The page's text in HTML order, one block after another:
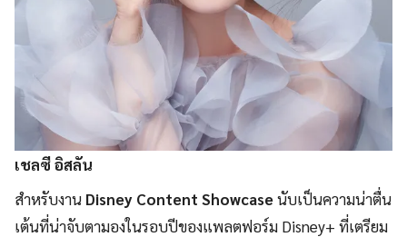
เชลซี อิสลัน
สำหรับงาน Disney Content Showcaseนับเป็นความน่าตื่น
เต้นที่น่าจับตามองในรอบปีของแพลตฟอร์ม Disney+ ที่เตรียม